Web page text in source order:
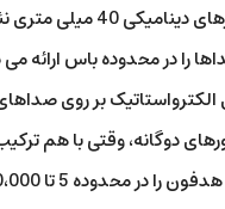
نهفته است. درایورهای
را در محدوده باس ارائه می
الکترواستاتیک بر روی
دوگانه، وقتی با هم